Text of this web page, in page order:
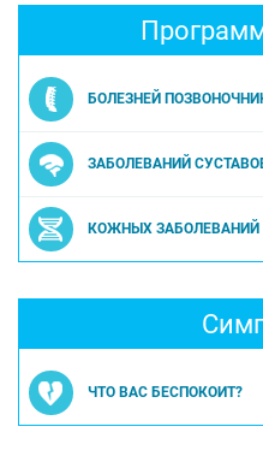
БОЛЕЗНЕЙ
ЗАБОЛЕВАНИЙ
КОЖНЫХ ЗАБОЛЕВАНИЙ
ЧТО ВАС БЕСПОКОИТ?